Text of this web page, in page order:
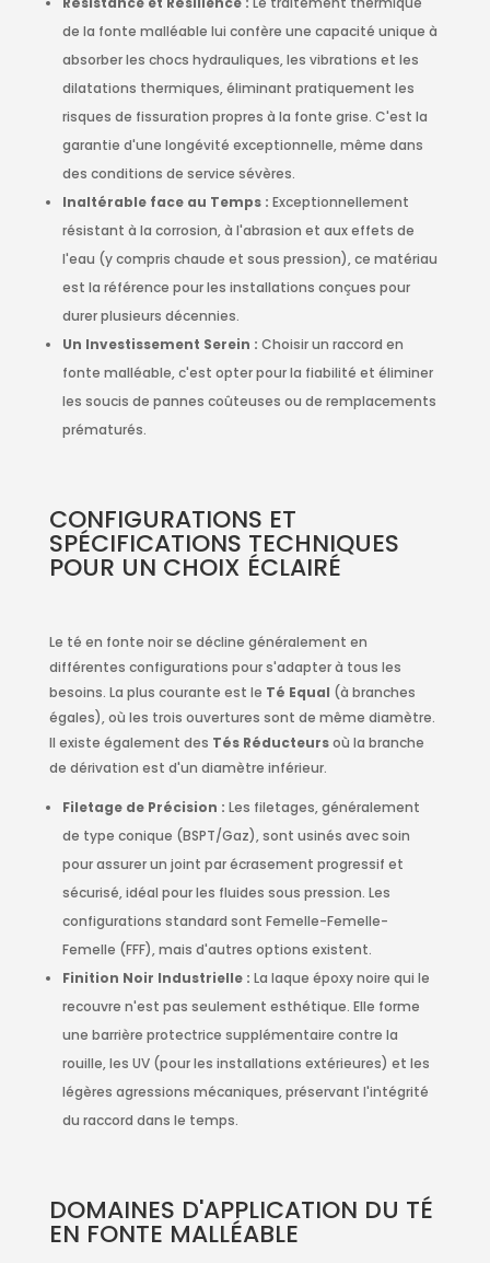
de la fonte malléable lui confère une capacité unique à
absorber les chocs hydrauliques, les vibrations et les
dilatations thermiques, éliminant pratiquement les
risques de fissuration propres à la fonte grise. C'est la
garantie d'une longévité exceptionnelle, même dans
des conditions de service sévères.
Inaltérable face au Temps : Exceptionnellement
résistant à la corrosion, à l'abrasion et aux effets de
l'eau (y compris chaude et sous pression), ce matériau
est la référence pour les installations conçues pour
durer plusieurs décennies.
Un Investissement Serein : Choisir un raccord en
fonte malléable, c'est opter pour la fiabilité et éliminer
les soucis de pannes coûteuses ou de remplacements
prématurés.
CONFIGURATIONS ET
SPÉCIFICATIONS TECHNIQUES
POUR UN CHOIX ÉCLAIRÉ
Le té en fonte noir se décline généralement en
différentes configurations pour s'adapter à tous les
besoins. La plus courante est le Té Equal (à branches
égales), où les trois ouvertures sont de même diamètre.
Il existe également des Tés Réducteursoù la branche
de dérivation est d'un diamètre inférieur.
Filetage de Précision : Les filetages, généralement
de type conique (BSPT/Gaz), sont usinés avec soin
pour assurer un joint par écrasement progressif et
sécurisé, idéal pour les fluides sous pression. Les
configurations standard sont Femelle-Femelle-
Femelle (FFF), mais d'autres options existent.
Finition Noir Industrielle : La laque époxy noire qui le
recouvre n'est pas seulement esthétique. Elle forme
une barrière protectrice supplémentaire contre la
rouille, les UV (pour les installations extérieures) et les
légères agressions mécaniques, préservant l'intégrité
du raccord dans le temps.
DOMAINES D'APPLICATION DU TÉ
EN FONTE MALLÉABLE